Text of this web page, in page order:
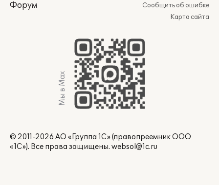
Форум
Сообщить об ошибке
Карта сайта
Мы в Max
© 2011-2026 АО «Группа 1С» (правопреемник ООО
«1С»). Все права защищены. websol@1c.ru